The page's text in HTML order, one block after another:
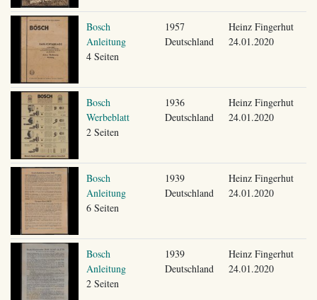
Bosch
Anleitung
4 Seiten
1957
Deutschland
Heinz Fingerhut
24.01.2020
Bosch
Werbeblatt
2 Seiten
1936
Deutschland
Heinz Fingerhut
24.01.2020
Bosch
Anleitung
6 Seiten
1939
Deutschland
Heinz Fingerhut
24.01.2020
Bosch
Anleitung
2 Seiten
1939
Deutschland
Heinz Fingerhut
24.01.2020